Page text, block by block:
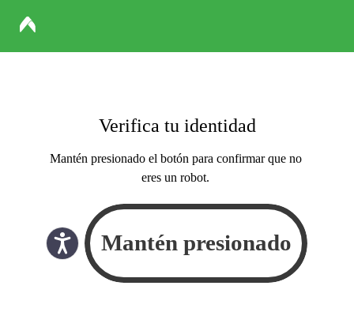
Verifica tu identidad
Mantén presionado el botón para confirmar que no
eres un robot.